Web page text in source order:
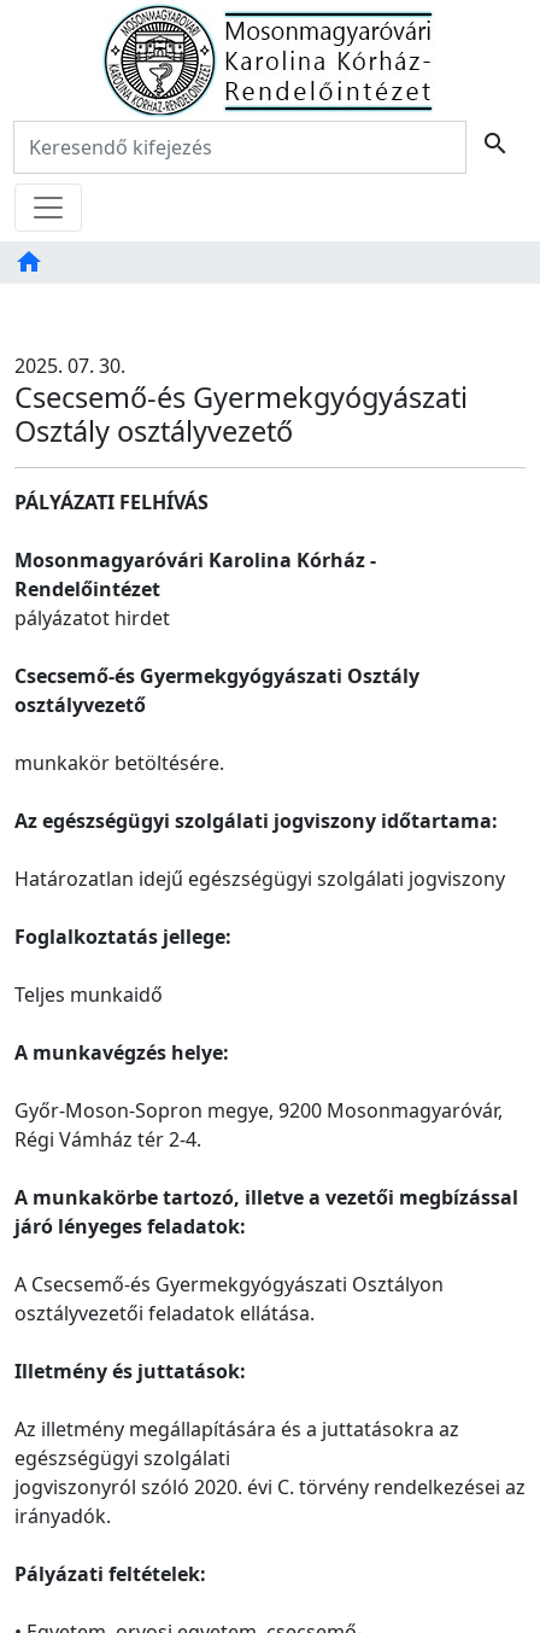
Főoldal
Keresés: search
Menü
home
TAB
2025. 07. 30.
Csecsemő-és Gyermekgyógyászati
Osztály osztályvezető
PÁLYÁZATI FELHÍVÁS
Mosonmagyaróvári Karolina Kórház -
Rendelőintézet
pályázatot hirdet
Csecsemő-és Gyermekgyógyászati Osztály
osztályvezető
munkakör betöltésére.
Az egészségügyi szolgálati jogviszony időtartama:
Határozatlan idejű egészségügyi szolgálati jogviszony
Foglalkoztatás jellege:
Teljes munkaidő
A munkavégzés helye:
Győr-Moson-Sopron megye, 9200 Mosonmagyaróvár,
Régi Vámház tér 2-4.
A munkakörbe tartozó, illetve a vezetői megbízással
járó lényeges feladatok:
A Csecsemő-és Gyermekgyógyászati Osztályon
osztályvezetői feladatok ellátása.
Illetmény és juttatások:
Az illetmény megállapítására és a juttatásokra az
egészségügyi szolgálati
jogviszonyról szóló 2020. évi C. törvény rendelkezései az
irányadók.
Pályázati feltételek: